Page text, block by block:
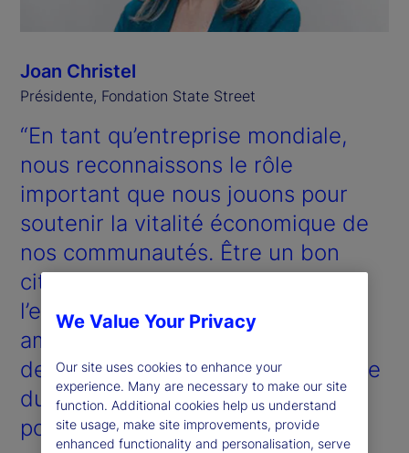
Joan Christel
Présidente, Fondation State Street
“En tant qu’entreprise mondiale,
nous reconnaissons le rôle
important que nous jouons pour
soutenir la vitalité économique de
nos communautés. Être un bon
citoyen corporatif favorise
l’engagement des employés,
améliore notre réputation auprès
des clients et renforce la confiance
du public tout en ayant un impact
positif sur la société.”
We Value Your Privacy
Our site uses cookies to enhance your
experience. Many are necessary to make our site
function. Additional cookies help us understand
site usage, make site improvements, provide
enhanced functionality and personalisation, serve